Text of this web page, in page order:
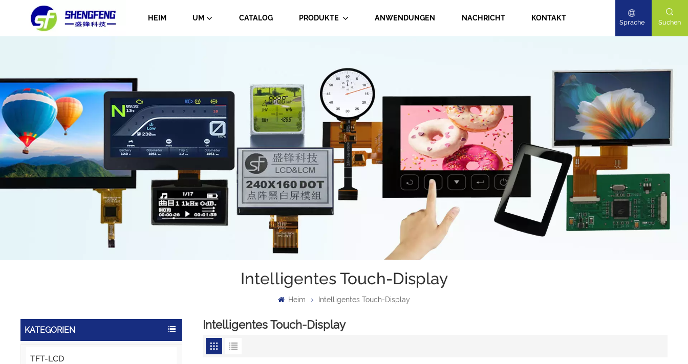
HEIM UM CATALOG PRODUKTE ANWENDUNGEN NACHRICHT KONTAKT Suchen
Sprache
English
Deutsch
日本語
Intelligentes Touch-Display
Heim Intelligentes Touch-Display
KATEGORIEN
TFT-LCD
Intelligentes Touch-Display